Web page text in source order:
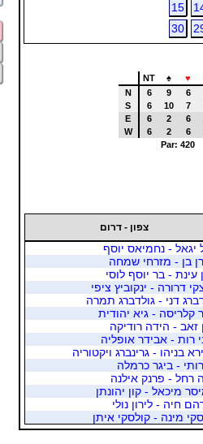
15
30
NT ♠ ♥
N
6 9 6
S
6 10 7
E
6 2 6
W
6 2 6
Par: 420
צפון - דרום
יגאל - נחמיאס יוסף
בן - מזרחי שמחה
עינת - בר יוסף לוסי
דרורה - ינקוביץ ציפי
דני - גולדברג תמרה
קלריסה - גיא יהודית
זאב - הידה רודיקה
רות - אבידר אופליה
בניהו - גרינברג ויקטוריה
רותי - ביגר כרמלה
רחל - פרנק אילנה
מיכאל - קון יהונתן
חיה - לירון נולי
מינה - קולסקי איתן